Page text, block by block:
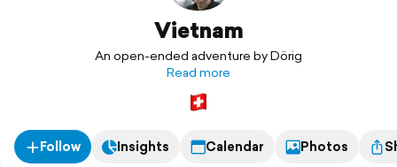
Vietnam
An open-ended adventure by Dörig
Read more
Follow Insights Calendar Photos